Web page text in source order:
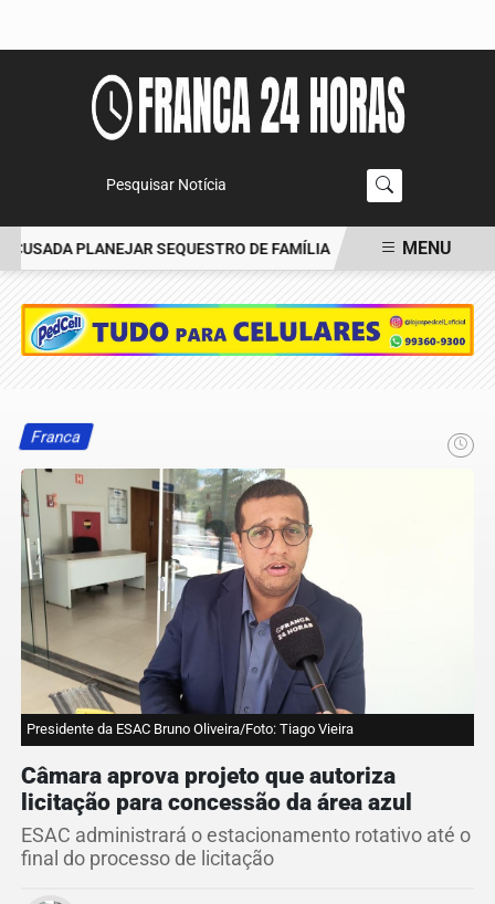
Pesquisar Notícia
PLANEJAR SEQUESTRO DE FAMÍLIA CARRO BATE EM
MENU
Franca
Presidente da ESAC Bruno Oliveira/Foto: Tiago Vieira
Câmara aprova projeto que autoriza
licitação para concessão da área azul
ESAC administrará o estacionamento rotativo até o
final do processo de licitação